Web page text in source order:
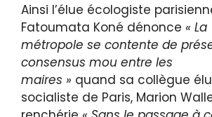
Ainsi l’élue écologiste
Fatoumata Koné dénonce « La
métropole se contente de
consensus mou entre les
maires » quand sa collègue
socialiste de Paris, Marion